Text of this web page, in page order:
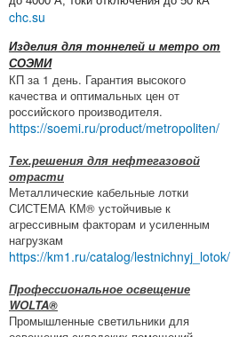
chc.su
Изделия для тоннелей и метро от
СОЭМИ
КП за 1 день. Гарантия высокого
качества и оптимальных цен от
российского производителя.
https://soemi.ru/product/metropoliten/
Тех.решения для нефтегазовой
отрасти
Металлические кабельные лотки
СИСТЕМА КМ® устойчивые к
агрессивным факторам и усиленным
нагрузкам
https://km1.ru/catalog/lestnichnyj_lotok/
Профессиональное освещение
WOLTA®
Промышленные светильники для